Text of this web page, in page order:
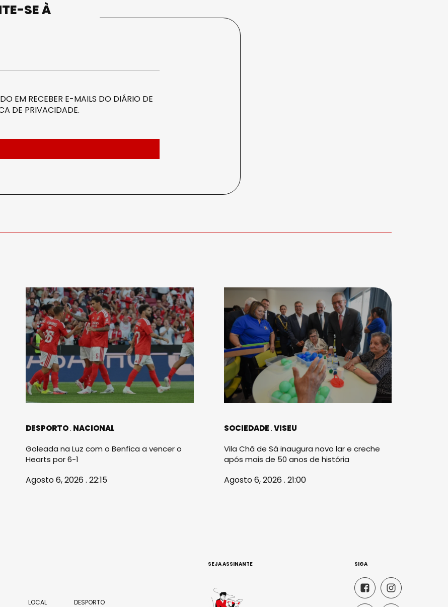
SE À
EM RECEBER E-MAILS DO DIÁRIO DE
DE PRIVACIDADE.
DESPORTO NACIONAL
Goleada na Luz com o Benfica a vencer o
Hearts por 6-1
Agosto 6, 2026 . 22:15
SOCIEDADE VISEU
Vila Chã de Sá inaugura novo lar e creche
após mais de 50 anos de história
Agosto 6, 2026 . 21:00
LOCAL DESPORTO
SEJA ASSINANTE SIGA